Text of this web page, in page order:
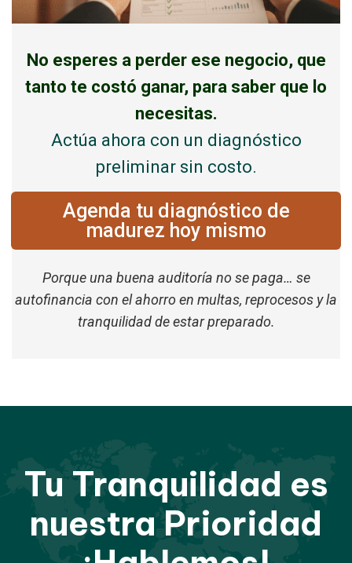
No esperes a perder ese negocio, que
tanto te costó ganar, para saber que lo
necesitas.
Actúa ahora con un diagnóstico
preliminar sin costo.
Agenda tu diagnóstico de
madurez hoy mismo
Porque una buena auditoría no se paga… se
autofinancia con el ahorro en multas, reprocesos y la
tranquilidad de estar preparado.
Tu Tranquilidad es
nuestra Prioridad